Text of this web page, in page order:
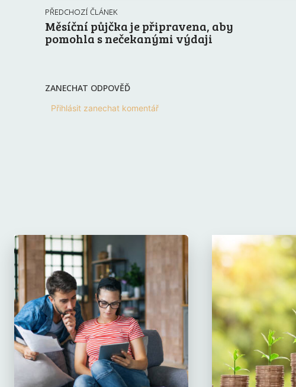
PŘEDCHOZÍ ČLÁNEK
Měsíční půjčka je připravena, aby
pomohla s nečekanými výdaji
ZANECHAT ODPOVĚĎ
Přihlásit zanechat komentář